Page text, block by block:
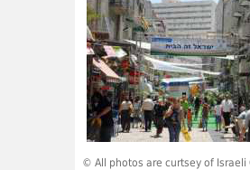
© All photos are curtsey of Israeli